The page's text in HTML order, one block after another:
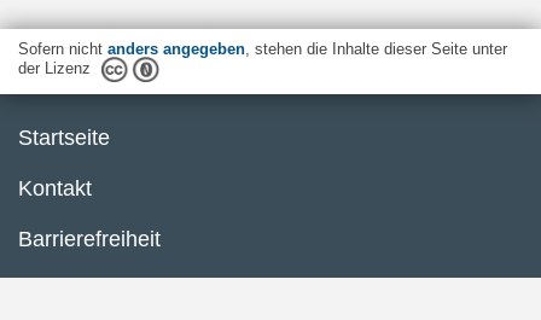
Sofern nicht anders angegeben, stehen die Inhalte dieser Seite unter
der Lizenz
Startseite
Kontakt
Barrierefreiheit